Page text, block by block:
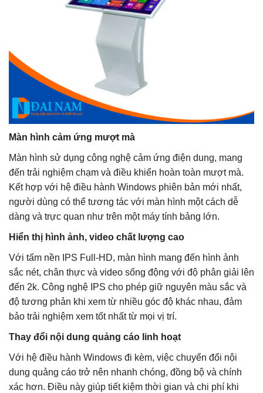
Màn hình cảm ứng mượt mà
Màn hình sử dụng công nghệ cảm ứng điện dung, mang
đến trải nghiệm chạm và điều khiển hoàn toàn mượt mà.
Kết hợp với hệ điều hành Windows phiên bản mới nhất,
người dùng có thể tương tác với màn hình một cách dễ
dàng và trực quan như trên một máy tính bảng lớn.
Hiển thị hình ảnh, video chất lượng cao
Với tấm nền IPS Full-HD, màn hình mang đến hình ảnh
sắc nét, chân thực và video sống động với độ phân giải lên
đến 2k. Công nghệ IPS cho phép giữ nguyên màu sắc và
độ tương phản khi xem từ nhiều góc độ khác nhau, đảm
bảo trải nghiệm xem tốt nhất từ mọi vị trí.
Thay đổi nội dung quảng cáo linh hoạt
Với hệ điều hành Windows đi kèm, việc chuyển đổi nội
dung quảng cáo trở nên nhanh chóng, đồng bộ và chính
xác hơn. Điều này giúp tiết kiệm thời gian và chi phí khi